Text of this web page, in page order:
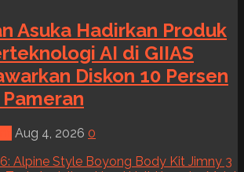
Asuka Hadirkan Produk
AI di GIIAS
Diskon 10 Persen
Aug 4, 2026 0